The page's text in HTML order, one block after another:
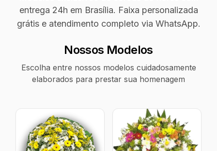
entrega 24h em Brasília. Faixa personalizada
grátis e atendimento completo via WhatsApp.
Nossos Modelos
Escolha entre nossos modelos cuidadosamente
elaborados para prestar sua homenagem